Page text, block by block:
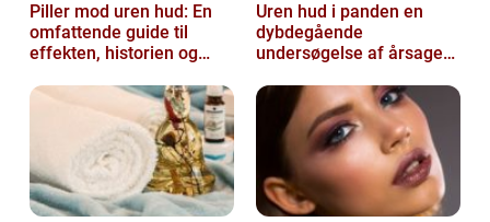
Piller mod uren hud: En
omfattende guide til
effekten, historien og
Uren hud i panden en
dybdegående
undersøgelse af årsager